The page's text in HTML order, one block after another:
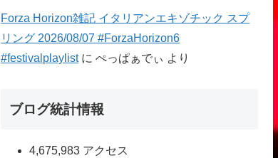
Forza Horizon雑記 イタリアンエキゾチック スプ
リング 2026/08/07 #ForzaHorizon6
#festivalplaylistにぺっぱぁでぃ より
ブログ統計情報
4,675,983 アクセス